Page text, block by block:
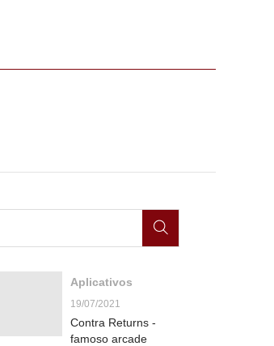
Aplicativos
19/07/2021
Contra Returns -
famoso arcade